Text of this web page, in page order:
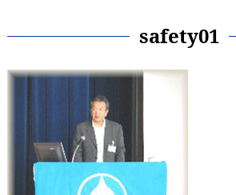
safety01